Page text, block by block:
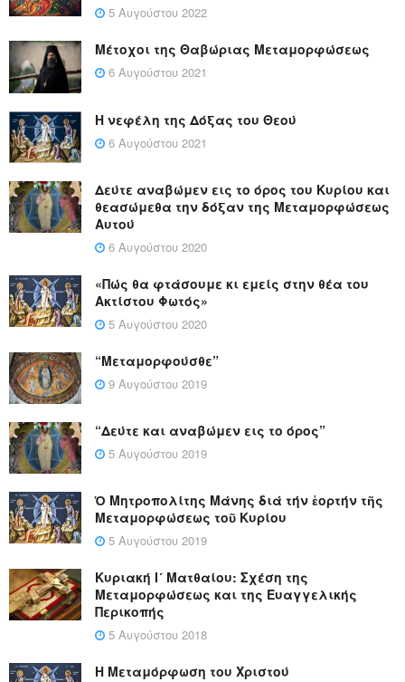
5 Αυγούστου 2022
Μέτοχοι της Θαβώριας Μεταμορφώσεως
6 Αυγούστου 2021
Η νεφέλη της Δόξας του Θεού
6 Αυγούστου 2021
Δεύτε αναβώμεν εις το όρος του Κυρίου και
θεασώμεθα την δόξαν της Μεταμορφώσεως
Αυτού
6 Αυγούστου 2020
«Πώς θα φτάσουμε κι εμείς στην θέα του
Ακτίστου Φωτός»
5 Αυγούστου 2020
“Μεταμορφούσθε”
9 Αυγούστου 2019
“Δεύτε και αναβώμεν εις το όρος”
5 Αυγούστου 2019
Ὁ Μητροπολίτης Μάνης διά τήν ἑορτήν τῆς
Μεταμορφώσεως τοῦ Κυρίου
5 Αυγούστου 2019
Κυριακή Ι´ Ματθαίου: Σχέση της
Μεταμορφώσεως και της Ευαγγελικής
Περικοπής
5 Αυγούστου 2018
Η Μεταμόρφωση του Χριστού